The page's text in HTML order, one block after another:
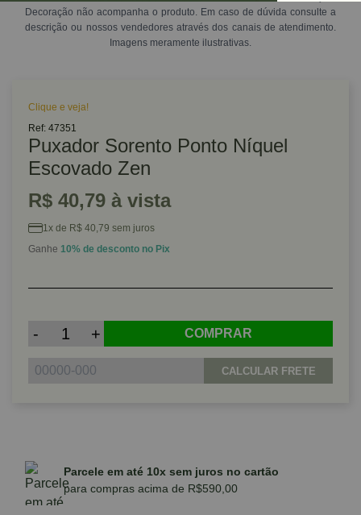
Decoração não acompanha o produto. Em caso de dúvida consulte a
descrição ou nossos vendedores através dos canais de atendimento.
Imagens meramente ilustrativas.
Clique e veja!
Ref: 47351
Puxador Sorento Ponto Níquel
Escovado Zen
R$ 40,79 à vista
1x de R$ 40,79 sem juros
Ganhe 10% de desconto no Pix
- + COMPRAR
CALCULAR FRETE
Parcele em até 10x sem juros no cartão
para compras acima de R$590,00